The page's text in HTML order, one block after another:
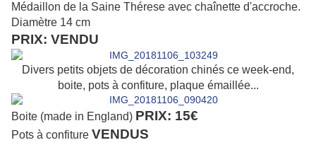
Médaillon de la Saine Thérese avec chaînette d'accroche.
Diamètre 14 cm
PRIX: VENDU
Divers petits objets de décoration chinés ce week-end,
boite, pots à confiture, plaque émaillée...
Boite (made in England) PRIX: 15€
Pots à confiture VENDUS